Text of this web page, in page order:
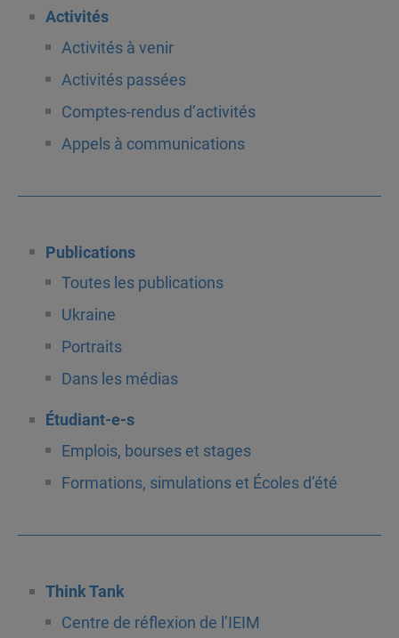
Activités
Activités à venir
Activités passées
Comptes-rendus d’activités
Appels à communications
Publications
Toutes les publications
Ukraine
Portraits
Dans les médias
Étudiant-e-s
Emplois, bourses et stages
Formations, simulations et Écoles d’été
Think Tank
Centre de réflexion de l’IEIM